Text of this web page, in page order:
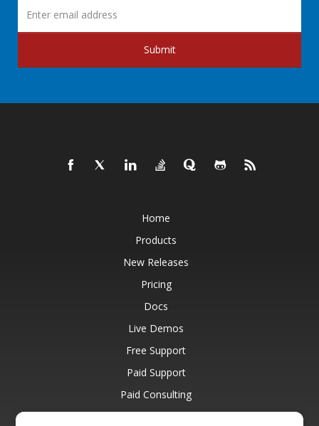
Submit
Home
Products
New Releases
Pricing
Docs
Live Demos
Free Support
Paid Support
Paid Consulting
Blog